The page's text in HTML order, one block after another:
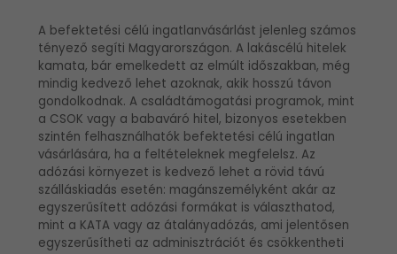
A befektetési célú ingatlanvásárlást jelenleg számos
tényező segíti Magyarországon. A lakáscélú hitelek
kamata, bár emelkedett az elmúlt időszakban, még
mindig kedvező lehet azoknak, akik hosszú távon
gondolkodnak. A családtámogatási programok, mint
a CSOK vagy a babaváró hitel, bizonyos esetekben
szintén felhasználhatók befektetési célú ingatlan
vásárlására, ha a feltételeknek megfelelsz. Az
adózási környezet is kedvező lehet a rövid távú
szálláskiadás esetén: magánszemélyként akár az
egyszerűsített adózási formákat is választhatod,
mint a KATA vagy az átalányadózás, ami jelentősen
egyszerűsítheti az adminisztrációt és csökkentheti